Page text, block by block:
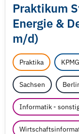
Praktikum
Energie &
m/d)
Praktika
Sachsen
Informatik -